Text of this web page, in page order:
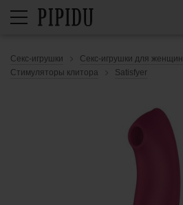
Секс-игрушки
Секс-игрушки для женщин
Стимуляторы клитора
Satisfyer